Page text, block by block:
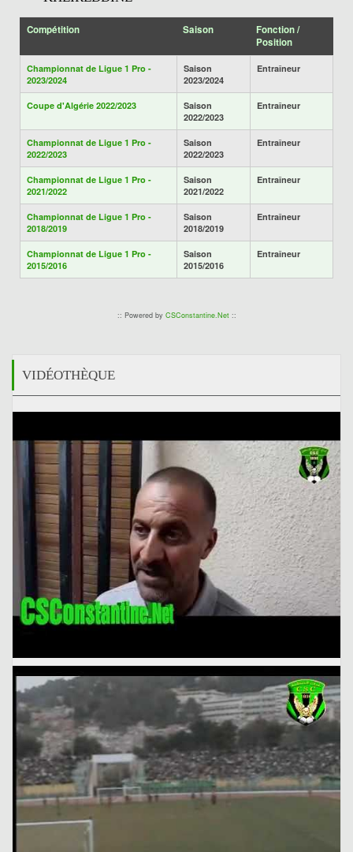
Compétition Saison
Fonction /
Position
Championnat de Ligue 1 Pro -
2023/2024
Saison
2023/2024
Entraîneur
Coupe d'Algérie 2022/2023
Saison
2022/2023
Entraîneur
Championnat de Ligue 1 Pro -
2022/2023
Saison
2022/2023
Entraîneur
Championnat de Ligue 1 Pro -
2021/2022
Saison
2021/2022
Entraîneur
Championnat de Ligue 1 Pro -
2018/2019
Saison
2018/2019
Entraîneur
Championnat de Ligue 1 Pro -
2015/2016
Saison
2015/2016
Entraîneur
:: Powered by CSConstantine.Net::
VIDÉOTHÈQUE